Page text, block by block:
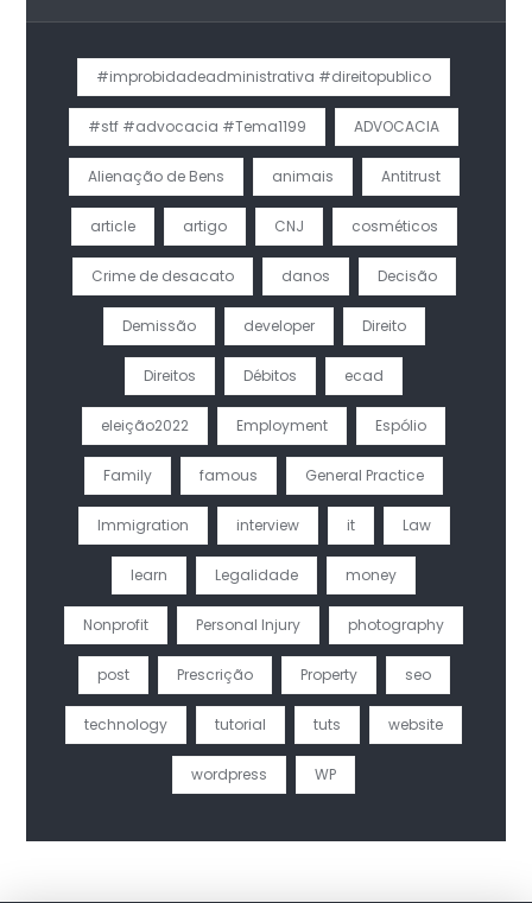
#improbidadeadministrativa #direitopublico
#stf #advocacia #Tema1199 ADVOCACIA
Alienação de Bens animais Antitrust
article artigo CNJ cosméticos
Crime de desacato danos Decisão
Demissão developer Direito
Direitos Débitos ecad
eleição2022 Employment Espólio
Family famous General Practice
Immigration interview it Law
learn Legalidade money
Nonprofit Personal Injury photography
post Prescrição Property seo
technology tutorial tuts website
wordpress WP